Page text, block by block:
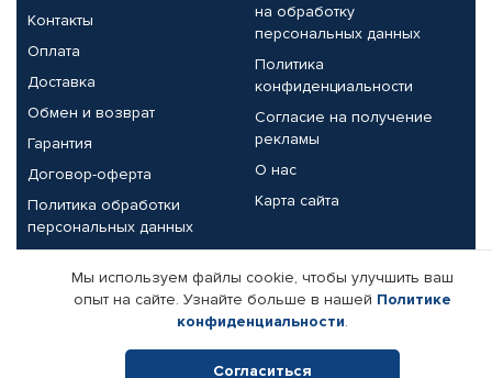
Контакты
Оплата
Доставка
Обмен и возврат
Гарантия
Договор-оферта
Политика обработки
персональных данных
на обработку
персональных данных
Политика
конфиденциальности
Согласие на получение
рекламы
О нас
Карта сайта
Партнерам
Корпоративным клиентам
Поставщикам
Реквизиты компании
Мы используем файлы cookie, чтобы улучшить ваш
опыт на сайте. Узнайте больше в нашей Политике
конфиденциальности.
Согласиться